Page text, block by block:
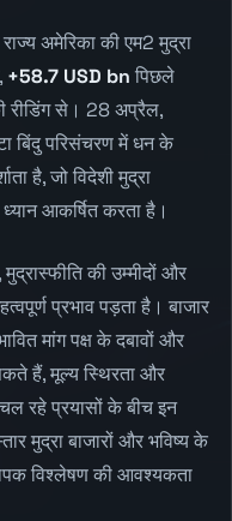
अमेरिका की एम2 मुद्रा
+58.7 USD bn पिछले
रीडिंग से। 28 अप्रैल,
बिंदु परिसंचरण में धन के
है, जो विदेशी मुद्रा
आकर्षित करता है।
की उम्मीदों और
प्रभाव पड़ता है। बाजार
मांग पक्ष के दबावों और
हैं, मूल्य स्थिरता और
रहे प्रयासों के बीच इन
मुद्रा बाजारों और भविष्य के
विश्लेषण की आवश्यकता